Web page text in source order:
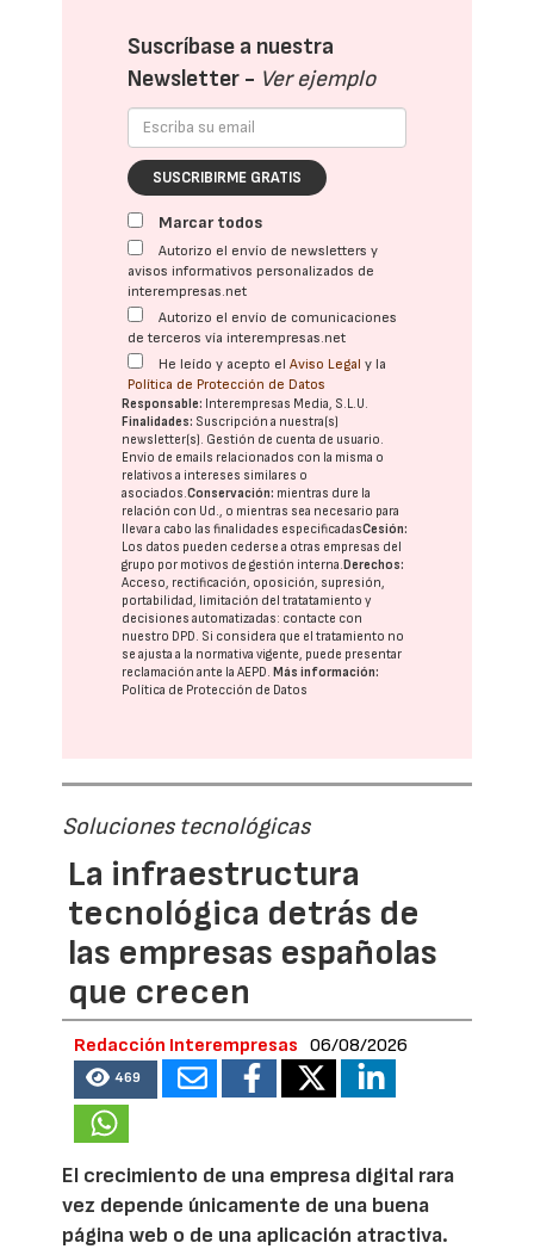
Suscríbase a nuestra
Newsletter - Ver ejemplo
SUSCRIBIRME GRATIS
Marcar todos
Autorizo el envío de newsletters y
avisos informativos personalizados de
interempresas.net
Autorizo el envío de comunicaciones
de terceros vía interempresas.net
He leído y acepto elAviso Legal y la
Política de Protección de Datos
Responsable: Interempresas Media, S.L.U.
Finalidades: Suscripción a nuestra(s)
newsletter(s). Gestión de cuenta de usuario.
Envío de emails relacionados con la misma o
relativos a intereses similares o
asociados.Conservación: mientras dure la
relación con Ud., o mientras sea necesario para
llevar a cabo las finalidades especificadasCesión:
Los datos pueden cederse a otras empresas del
grupo por motivos de gestión interna.Derechos:
Acceso, rectificación, oposición, supresión,
portabilidad, limitación del tratatamiento y
decisiones automatizadas: contacte con
nuestro DPD . Si considera que el tratamiento no
se ajusta a la normativa vigente, puede presentar
reclamación ante laAEPD .Más información:
Política de Protección de Datos
Soluciones tecnológicas
La infraestructura
tecnológica detrás de
las empresas españolas
que crecen
Redacción Interempresas 06/08/2026
469
El crecimiento de una empresa digital rara
vez depende únicamente de una buena
página web o de una aplicación atractiva.